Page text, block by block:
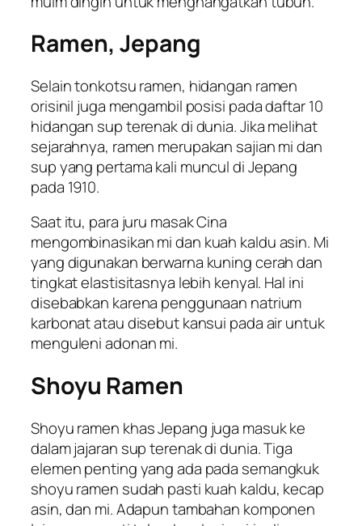
Ramen, Jepang
Selain tonkotsu ramen, hidangan ramen
orisinil juga mengambil posisi pada daftar 10
hidangan sup terenak di dunia. Jika melihat
sejarahnya, ramen merupakan sajian mi dan
sup yang pertama kali muncul di Jepang
pada 1910.
Saat itu, para juru masak Cina
mengombinasikan mi dan kuah kaldu asin. Mi
yang digunakan berwarna kuning cerah dan
tingkat elastisitasnya lebih kenyal. Hal ini
disebabkan karena penggunaan natrium
karbonat atau disebut kansui pada air untuk
menguleni adonan mi.
Shoyu Ramen
Shoyu ramen khas Jepang juga masuk ke
dalam jajaran sup terenak di dunia. Tiga
elemen penting yang ada pada semangkuk
shoyu ramen sudah pasti kuah kaldu, kecap
asin, dan mi. Adapun tambahan komponen